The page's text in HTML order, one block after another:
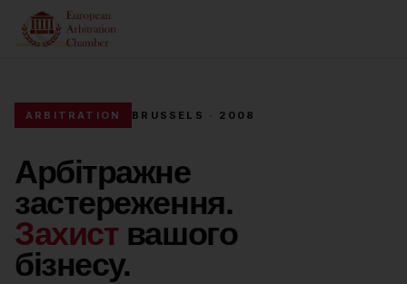
Skip to main content
ARBITRATION BRUSSELS · 2008
Арбітражне
застереження.
Захиствашого
бізнесу.